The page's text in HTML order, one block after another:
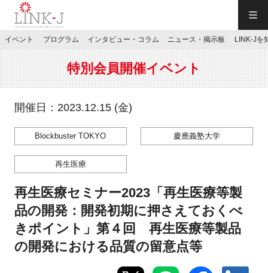
JP／EN
特別会員専用メニュー
お問い合わせ
マイページ
イベント プログラム インタビュー・コラム ニュース・掲示板 LINK-Jを
特別会員開催イベント
開催日：2023.12.15 (金)
Blockbuster TOKYO 慶應義塾大学
再生医療
再生医療セミナー2023「再生医療等製
品の開発：開発初期に押さえておくべ
きポイント」第４回 再生医療等製品
の開発における品質の留意点等